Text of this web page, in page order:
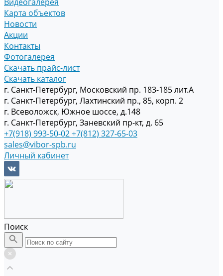
Карта объектов
Новости
Акции
Контакты
Фотогалерея
Скачать прайс-лист
Скачать каталог
г. Санкт-Петербург, Московский пр. 183-185 лит.А
г. Санкт-Петербург, Лахтинский пр., 85, корп. 2
г. Всеволожск, Южное шоссе, д.148
г. Санкт-Петербург, Заневский пр-кт, д. 65
+7(918) 993-50-02+7(812) 327-65-03
sales@vibor-spb.ru
Личный кабинет
Поиск